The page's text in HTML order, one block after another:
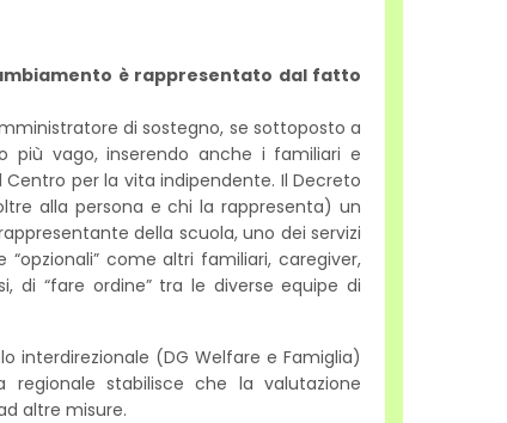
è rappresentato dal fatto
di sostegno, se sottoposto a
più vago, inserendo anche i familiari e
per la vita indipendente. Il Decreto
alla persona e chi la rappresenta) un
della scuola, uno dei servizi
come altri familiari, caregiver,
di “fare ordine” tra le diverse equipe di
interdirezionale (DG Welfare e Famiglia)
stabilisce che la valutazione
altre misure.